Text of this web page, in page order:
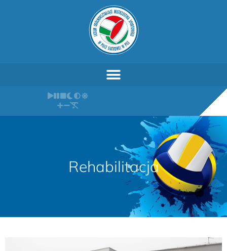
Rehabilitacja